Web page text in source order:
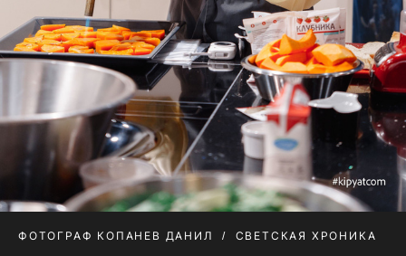
ФОТОГРАФ КОПАНЕВ ДАНИЛ СВЕТСКАЯ ХРОНИКА